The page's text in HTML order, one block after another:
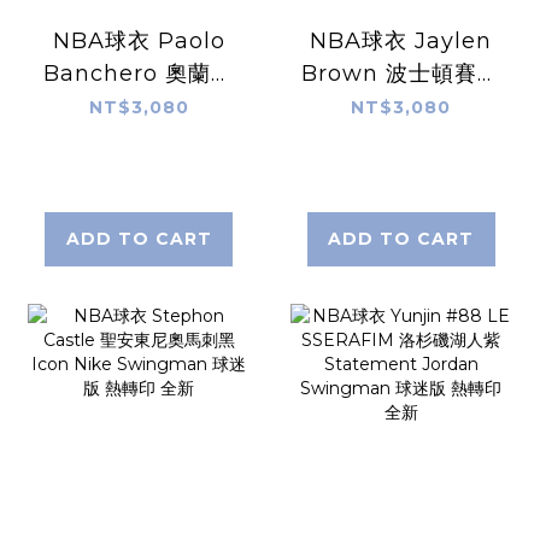
NBA球衣 Paolo
Banchero 奧蘭多
魔術黑 Statement
NT$3,080
ADD TO CART
NBA球衣 Jaylen
Brown 波士頓賽爾
提克城市 City
NT$3,080
ADD TO CART